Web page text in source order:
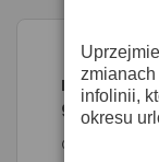
Behringer
głośnikowa
Głośnik
infolinii,
okresu